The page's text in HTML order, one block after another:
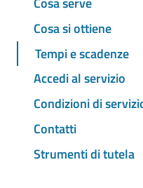
Cosa si ottiene
Tempi e scadenze
Accedi al servizio
Condizioni di
Contatti
Strumenti di tutela